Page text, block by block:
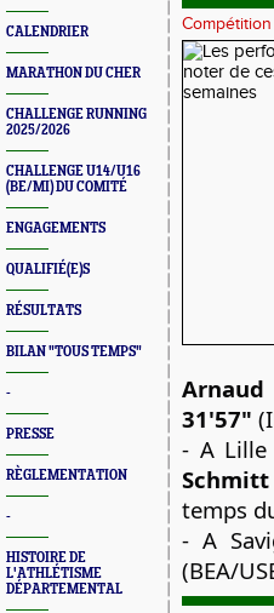
CALENDRIER
MARATHON DU CHER
CHALLENGE RUNNING
2025/2026
CHALLENGE U14/U16
(BE/MI) DU COMITÉ
ENGAGEMENTS
QUALIFIÉ(E)S
RÉSULTATS
BILAN "TOUS TEMPS"
-
PRESSE
RÈGLEMENTATION
-
HISTOIRE DE
L'ATHLÉTISME
DÉPARTEMENTAL
Compétition
31'57"
- A
Schmitt
temps
- A
(BEA/